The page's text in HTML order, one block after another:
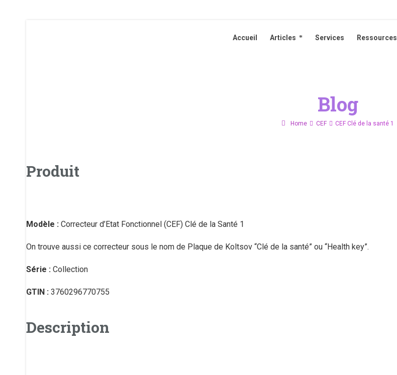
Accueil Articles Services Ressources
Blog
Home CEF CEF Clé de la santé 1
Produit
Modèle : Correcteur d’Etat Fonctionnel (CEF) Clé de la Santé 1
On trouve aussi ce correcteur sous le nom de Plaque de Koltsov “Clé de la santé” ou “Health key”.
Série : Collection
GTIN : 3760296770755
Description